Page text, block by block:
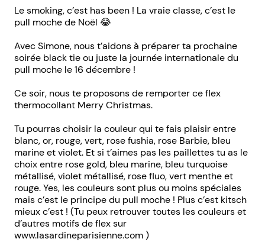
Le smoking, c’est has been ! La vraie classe, c’est le
pull moche de Noël 😂
Avec Simone, nous t’aidons à préparer ta prochaine
soirée black tie ou juste la journée internationale du
pull moche le 16 décembre !
Ce soir, nous te proposons de remporter ce flex
thermocollant Merry Christmas.
Tu pourras choisir la couleur qui te fais plaisir entre
blanc, or, rouge, vert, rose fushia, rose Barbie, bleu
marine et violet. Et si t’aimes pas les paillettes tu as le
choix entre rose gold, bleu marine, bleu turquoise
métallisé, violet métallisé, rose fluo, vert menthe et
rouge. Yes, les couleurs sont plus ou moins spéciales
mais c’est le principe du pull moche ! Plus c’est kitsch
mieux c’est ! (Tu peux retrouver toutes les couleurs et
d’autres motifs de flex sur
www.lasardineparisienne.com )